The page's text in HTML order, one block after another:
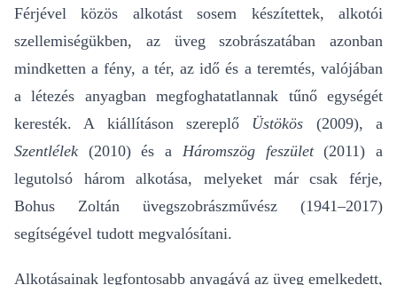
Férjével közös alkotást sosem készítettek, alkotói
szellemiségükben, az üveg szobrászatában azonban
mindketten a fény, a tér, az idő és a teremtés, valójában
a létezés anyagban megfoghatatlannak tűnő egységét
keresték. A kiállításon szereplő
Üstökös
(2009), a
Szentlélek (2010) és a Háromszög feszület (2011) a
legutolsó három alkotása, melyeket már csak férje,
Bohus Zoltán üvegszobrászművész (1941–2017)
segítségével tudott megvalósítani.
Alkotásainak legfontosabb anyagává az üveg emelkedett,